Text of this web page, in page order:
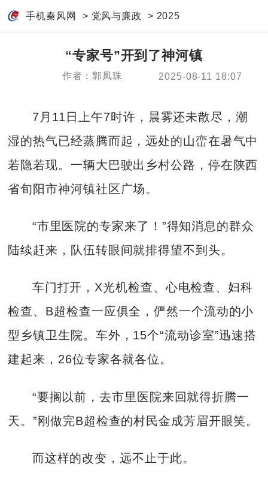
手机秦风网 > 党风与廉政 > 2025
“专家号”开到了神河镇
作者：郭凤珠 2025-08-11 18:07
7月11日上午7时许，晨雾还未散尽，潮
湿的热气已经蒸腾而起，远处的山峦在暑气中
若隐若现。一辆大巴驶出乡村公路，停在陕西
省旬阳市神河镇社区广场。
“市里医院的专家来了！”得知消息的群众
陆续赶来，队伍转眼间就排得望不到头。
车门打开，X光机检查、心电检查、妇科
检查、B超检查一应俱全，俨然一个流动的小
型乡镇卫生院。车外，15个“流动诊室”迅速搭
建起来，26位专家各就各位。
“要搁以前，去市里医院来回就得折腾一
天。”刚做完B超检查的村民金成芳眉开眼笑。
而这样的改变，远不止于此。